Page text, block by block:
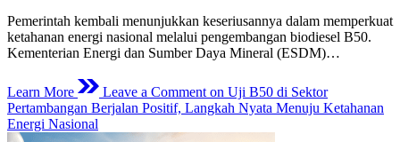
Pemerintah kembali menunjukkan keseriusannya dalam memperkuat
ketahanan energi nasional melalui pengembangan biodiesel B50.
Kementerian Energi dan Sumber Daya Mineral (ESDM)…
Learn More Leave a Comment on Uji B50 di Sektor
Pertambangan Berjalan Positif, Langkah Nyata Menuju Ketahanan
Energi Nasional